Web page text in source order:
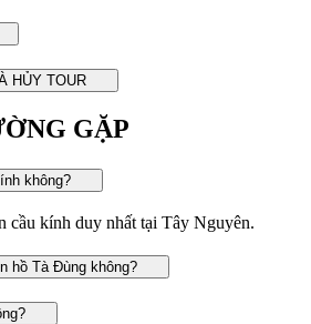
HỦY TOUR
GẶP
không?
cầu kính duy nhất tại Tây Nguyên.
hồ Tà Đùng không?